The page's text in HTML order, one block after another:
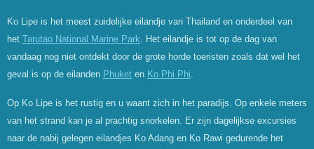
Ko Lipe is het meest zuidelijke eilandje van Thailand en onderdeel van
het Tarutao National Marine Park . Het eilandje is tot op de dag van
vandaag nog niet ontdekt door de grote horde toeristen zoals dat wel het
geval is op de eilanden Phuket en Ko Phi Phi
Op Ko Lipe is het rustig en u waant zich in het paradijs. Op enkele meters
van het strand kan je al prachtig snorkelen. Er zijn dagelijkse excursies
naar de nabij gelegen eilandjes Ko Adang en Ko Rawi gedurende het